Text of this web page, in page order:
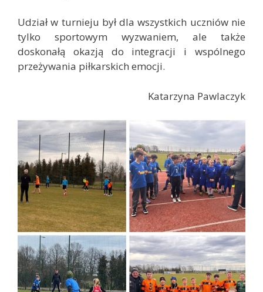
Udział w turnieju był dla wszystkich uczniów nie
tylko sportowym wyzwaniem, ale także
doskonałą okazją do integracji i wspólnego
przeżywania piłkarskich emocji.
Katarzyna Pawlaczyk